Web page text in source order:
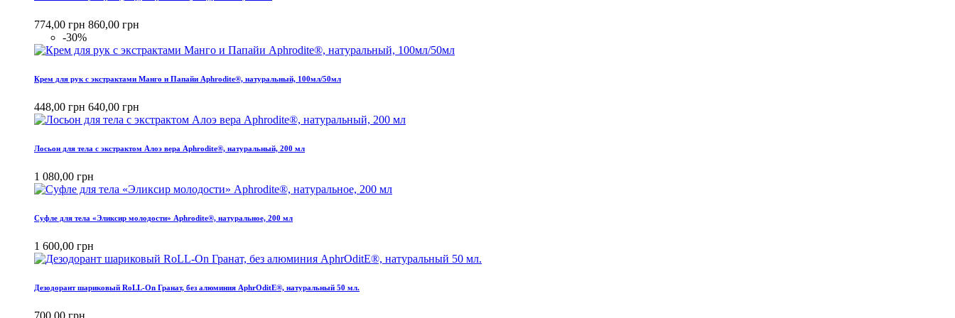
774,00 грн 860,00 грн
-30%
Крем для рук с экстрактами Манго и Папайи Aphrodite®, натуральный, 100мл/50мл
448,00 грн 640,00 грн
Лосьон для тела с экстрактом Алоэ вера Aphrodite®, натуральный, 200 мл
1 080,00 грн
Cуфле для тела «Эликсир молодости» Aphrodite®, натуральное, 200 мл
1 600,00 грн
Дезодорант шариковый RoLL-On Гранат, без алюминия AphrOditE®, натуральный 50 мл.
700,00 грн